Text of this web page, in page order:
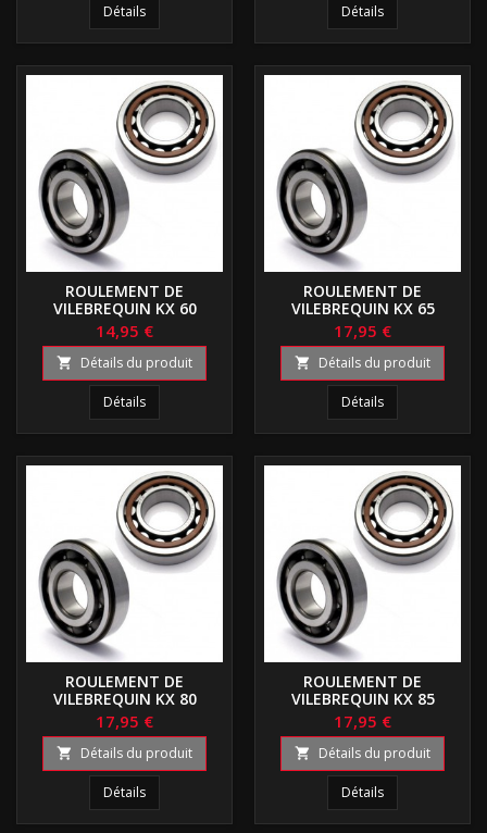
Détails Détails
ROULEMENT DE
VILEBREQUIN KX 60
14,95 €
 Détails du produit
Détails
ROULEMENT DE
VILEBREQUIN KX 65
17,95 €
 Détails du produit
Détails
ROULEMENT DE
VILEBREQUIN KX 80
17,95 €
 Détails du produit
Détails
ROULEMENT DE
VILEBREQUIN KX 85
17,95 €
 Détails du produit
Détails